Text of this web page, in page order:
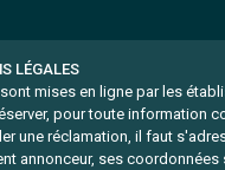
LÉGALES
mises en ligne par les
pour toute information
une réclamation, il faut
annonceur, ses coordonnées